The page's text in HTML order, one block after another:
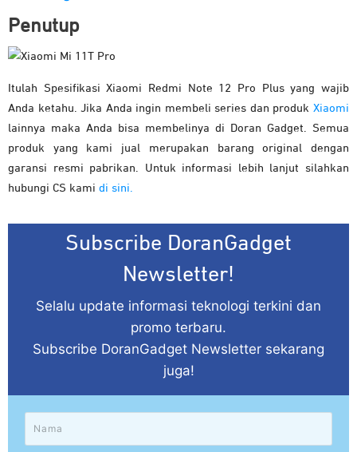
Penutup
Itulah Spesifikasi Xiaomi Redmi Note 12 Pro Plus yang wajib
Anda ketahu. Jika Anda ingin membeli series dan produk Xiaomi
lainnya maka Anda bisa membelinya di Doran Gadget. Semua
produk yang kami jual merupakan barang original dengan
garansi resmi pabrikan. Untuk informasi lebih lanjut silahkan
hubungi CS kami di sini.
Subscribe DoranGadget
Newsletter!
Selalu update informasi teknologi terkini dan
promo terbaru.
Subscribe DoranGadget Newsletter sekarang
juga!